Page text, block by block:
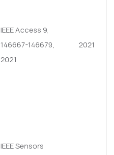
IEEE Access 9,
146667-146679,
2021
2021
IEEE Sensors